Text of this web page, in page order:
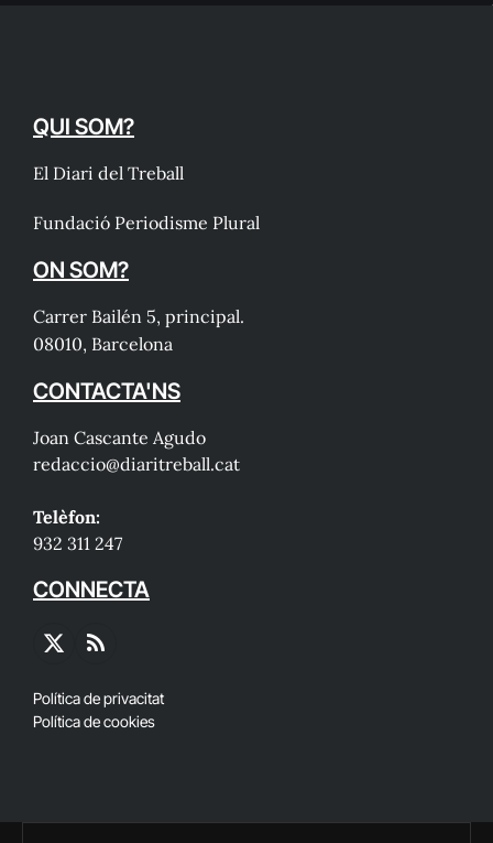
QUI SOM?
El Diari del Treball
Fundació Periodisme Plural
ON SOM?
Carrer Bailén 5, principal.
08010, Barcelona
CONTACTA'NS
Joan Cascante Agudo
redaccio@diaritreball.cat
Telèfon:
932 311 247
CONNECTA
X
RSS
Política de privacitat
Política de cookies